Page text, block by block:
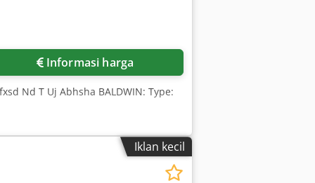
Informasi harga
Nd T Uj Abhsha BALDWIN: Type:
Iklan kecil